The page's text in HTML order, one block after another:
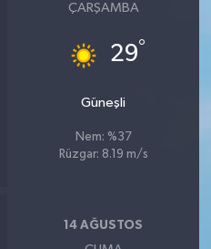
ÇARŞAMBA
29°
Güneşli
Nem: %37
Rüzgar: 8.19 m/s
14 AĞUSTOS